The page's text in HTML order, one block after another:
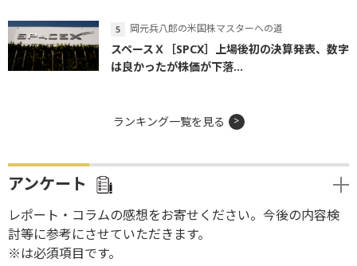
岡元兵八郎の米国株マスターへの道
スペースＸ［SPCX］上場後初の決算発表、数字
は良かったが株価が下落...
ランキング一覧を見る
アンケート
レポート・コラムの感想をお寄せください。今後の内容検
討等に参考にさせていただきます。
※は必須項目です。